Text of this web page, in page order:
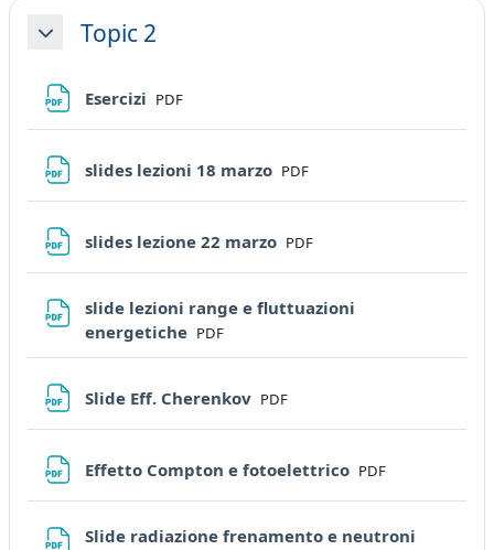
MinimizzaTopic 2
Esercizi File
PDF
slides lezioni 18 marzo File
PDF
slides lezione 22 marzo File
PDF
slide lezioni range e fluttuazioni
energetiche File
PDF
Slide Eff. Cherenkov File
PDF
Effetto Compton e fotoelettrico File
PDF
Slide radiazione frenamento e neutroni